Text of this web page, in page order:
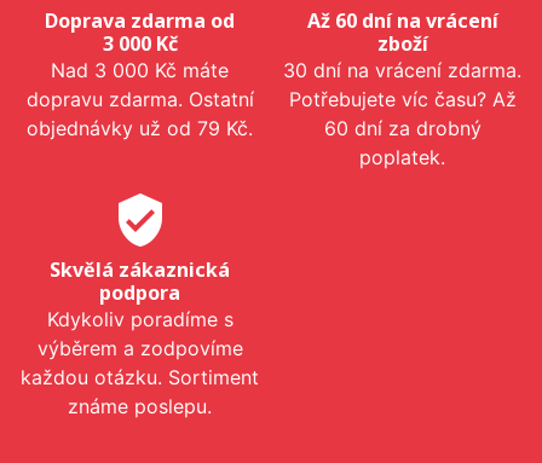
Doprava zdarma od
3 000 Kč
Nad 3 000 Kč máte
dopravu zdarma. Ostatní
objednávky už od 79 Kč.
Až 60 dní na vrácení
zboží
30 dní na vrácení zdarma.
Potřebujete víc času? Až
60 dní za drobný
poplatek.
verified_user
Skvělá zákaznická
podpora
Kdykoliv poradíme s
výběrem a zodpovíme
každou otázku. Sortiment
známe poslepu.